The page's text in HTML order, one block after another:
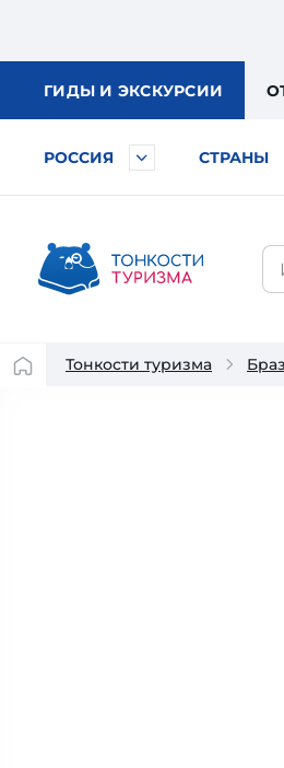
ГИДЫ И ЭКСКУРСИИ
РОССИЯ СТРАНЫ
Тонкости туризма